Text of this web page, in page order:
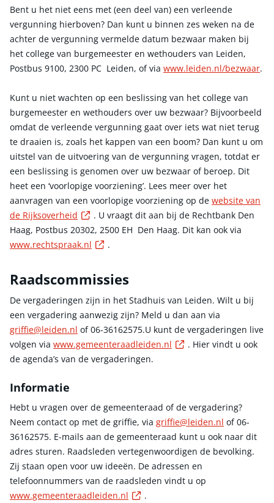
Bent u het niet eens met (een deel van) een verleende
vergunning hierboven? Dan kunt u binnen zes weken na de
achter de vergunning vermelde datum bezwaar maken bij
het college van burgemeester en wethouders van Leiden,
Postbus 9100, 2300 PC Leiden, of via www.leiden.nl/bezwaar.
Kunt u niet wachten op een beslissing van het college van
burgemeester en wethouders over uw bezwaar? Bijvoorbeeld
omdat de verleende vergunning gaat over iets wat niet terug
te draaien is, zoals het kappen van een boom? Dan kunt u om
uitstel van de uitvoering van de vergunning vragen, totdat er
een beslissing is genomen over uw bezwaar of beroep. Dit
heet een ‘voorlopige voorziening’. Lees meer over het
aanvragen van een voorlopige voorziening op de website van
de Rijksoverheid
Externe link
. U vraagt dit aan bij de Rechtbank Den
Haag, Postbus 20302, 2500 EH Den Haag. Dit kan ook via
www.rechtspraak.nl
.
Raadscommissies
De vergaderingen zijn in het Stadhuis van Leiden. Wilt u bij
een vergadering aanwezig zijn? Meld u dan aan via
griffie@leiden.nl of 06-36162575.U kunt de vergaderingen live
volgen via www.gemeenteraadleiden.nl Externe link
. Hier vindt u ook
de agenda’s van de vergaderingen.
Informatie
Hebt u vragen over de gemeenteraad of de vergadering?
Neem contact op met de griffie, via griffie@leiden.nl of 06-
36162575. E-mails aan de gemeenteraad kunt u ook naar dit
adres sturen. Raadsleden vertegenwoordigen de bevolking.
Zij staan open voor uw ideeën. De adressen en
telefoonnummers van de raadsleden vindt u op
www.gemeenteraadleiden.nl
.